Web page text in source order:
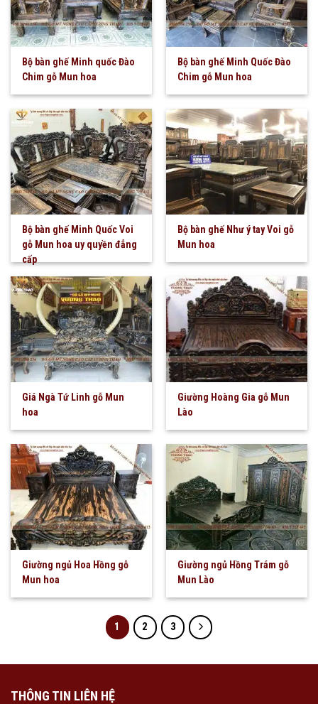
Bộ bàn ghế Minh quốc Đào
Chim gỗ Mun hoa
Bộ bàn ghế Minh Quốc Đào
Chim gỗ Mun hoa
Bộ bàn ghế Minh Quốc Voi
gỗ Mun hoa uy quyền đẳng
cấp
Bộ bàn ghế Như ý tay Voi gỗ
Mun hoa
Giá Ngà Tứ Linh gỗ Mun
hoa
Giường Hoàng Gia gỗ Mun
Lào
Giường ngủ Hoa Hồng gỗ
Mun hoa
Giường ngủ Hồng Trám gỗ
Mun Lào
1 2 3
THÔNG TIN LIÊN HỆ